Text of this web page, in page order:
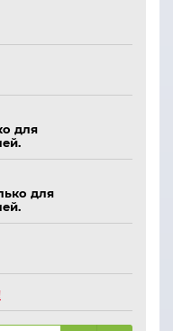
для
для